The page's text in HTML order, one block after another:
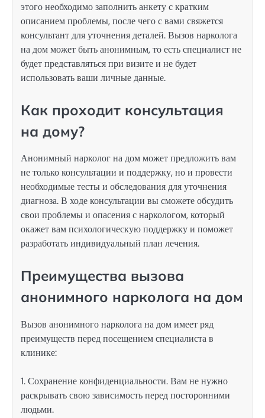
этого необходимо заполнить анкету с кратким
описанием проблемы, после чего с вами свяжется
консультант для уточнения деталей. Вызов нарколога
на дом может быть анонимным, то есть специалист не
будет представляться при визите и не будет
использовать ваши личные данные.
Как проходит консультация
на дому?
Анонимный нарколог на дом может предложить вам
не только консультации и поддержку, но и провести
необходимые тесты и обследования для уточнения
диагноза. В ходе консультации вы сможете обсудить
свои проблемы и опасения с наркологом, который
окажет вам психологическую поддержку и поможет
разработать индивидуальный план лечения.
Преимущества вызова
анонимного нарколога на дом
Вызов анонимного нарколога на дом имеет ряд
преимуществ перед посещением специалиста в
клинике:
1. Сохранение конфиденциальности. Вам не нужно
раскрывать свою зависимость перед посторонними
людьми.